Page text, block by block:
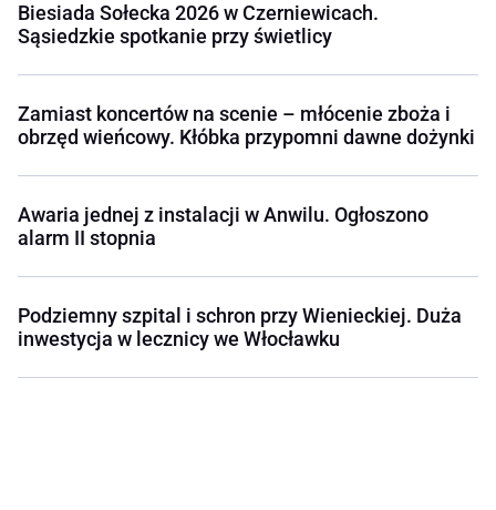
Biesiada Sołecka 2026 w Czerniewicach.
Sąsiedzkie spotkanie przy świetlicy
Zamiast koncertów na scenie – młócenie zboża i
obrzęd wieńcowy. Kłóbka przypomni dawne dożynki
Awaria jednej z instalacji w Anwilu. Ogłoszono
alarm II stopnia
Podziemny szpital i schron przy Wienieckiej. Duża
inwestycja w lecznicy we Włocławku